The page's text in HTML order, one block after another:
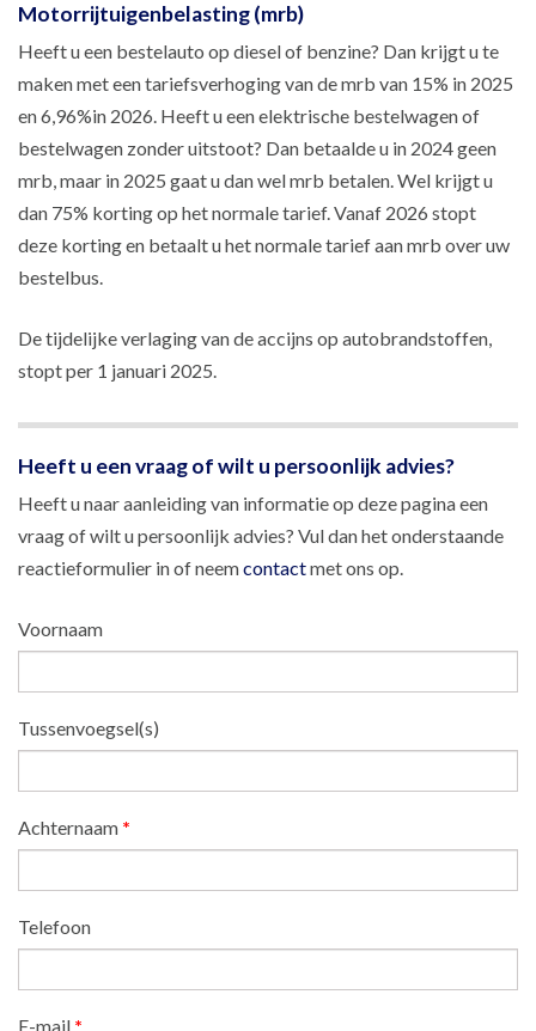
Motorrijtuigenbelasting (mrb)
Heeft u een bestelauto op diesel of benzine? Dan krijgt u te
maken met een tariefsverhoging van de mrb van 15% in 2025
en 6,96%in 2026. Heeft u een elektrische bestelwagen of
bestelwagen zonder uitstoot? Dan betaalde u in 2024 geen
mrb, maar in 2025 gaat u dan wel mrb betalen. Wel krijgt u
dan 75% korting op het normale tarief. Vanaf 2026 stopt
deze korting en betaalt u het normale tarief aan mrb over uw
bestelbus.
De tijdelijke verlaging van de accijns op autobrandstoffen,
stopt per 1 januari 2025.
Heeft u een vraag of wilt u persoonlijk advies?
Heeft u naar aanleiding van informatie op deze pagina een
vraag of wilt u persoonlijk advies? Vul dan het onderstaande
reactieformulier in of neemcontactmet ons op.
Voornaam
Tussenvoegsel(s)
Achternaam *
Telefoon
E-mail *